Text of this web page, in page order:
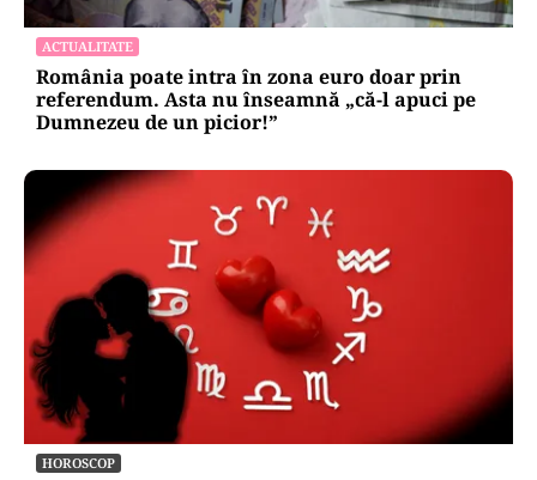
ACTUALITATE
România poate intra în zona euro doar prin
referendum. Asta nu înseamnă „că-l apuci pe
Dumnezeu de un picior!”
HOROSCOP